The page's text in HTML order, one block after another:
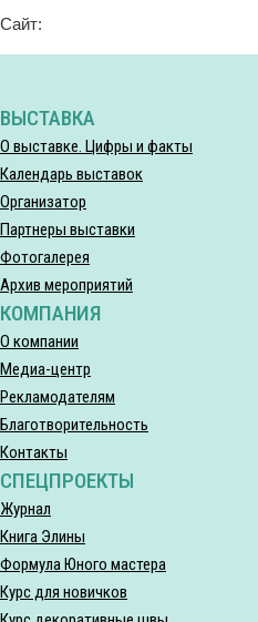
Сайт:
ВЫСТАВКА
О выставке. Цифры и факты
Календарь выставок
Организатор
Партнеры выставки
Фотогалерея
Архив мероприятий
КОМПАНИЯ
О компании
Медиа-центр
Рекламодателям
Благотворительность
Контакты
СПЕЦПРОЕКТЫ
Журнал
Книга Элины
Формула Юного мастера
Курс для новичков